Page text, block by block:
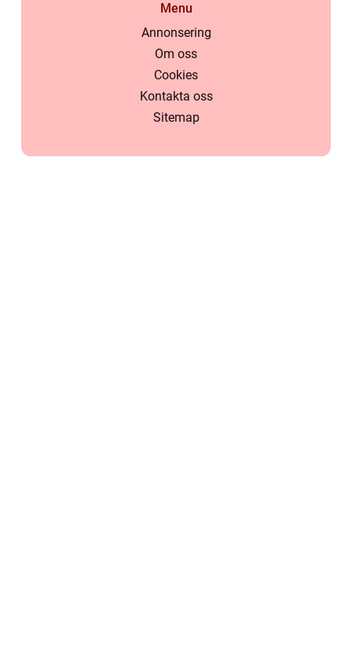
Menu
Annonsering
Om oss
Cookies
Kontakta oss
Sitemap